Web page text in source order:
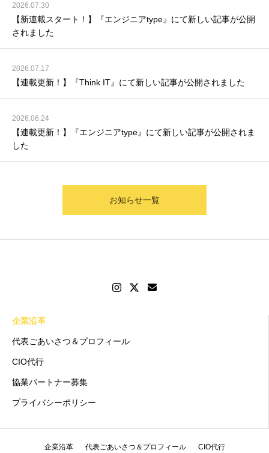
2026.07.30
【新連載スタート！】『エンジニアtype』にて新しい記事が公開
されました
2026.07.17
【連載更新！】『Think IT』にて新しい記事が公開されました
2026.06.24
【連載更新！】『エンジニアtype』にて新しい記事が公開されま
した
お知らせ一覧
企業沿革
代表ごあいさつ＆プロフィール
CIO代行
協業パートナー募集
プライバシーポリシー
企業沿革 代表ごあいさつ＆プロフィール CIO代行